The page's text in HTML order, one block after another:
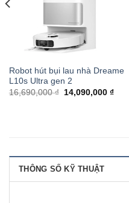
Robot hút bụi lau nhà Dreame
L10s Ultra gen 2
16,690,000 ₫
14,090,000 ₫
THÔNG SỐ KỸ THUẬT